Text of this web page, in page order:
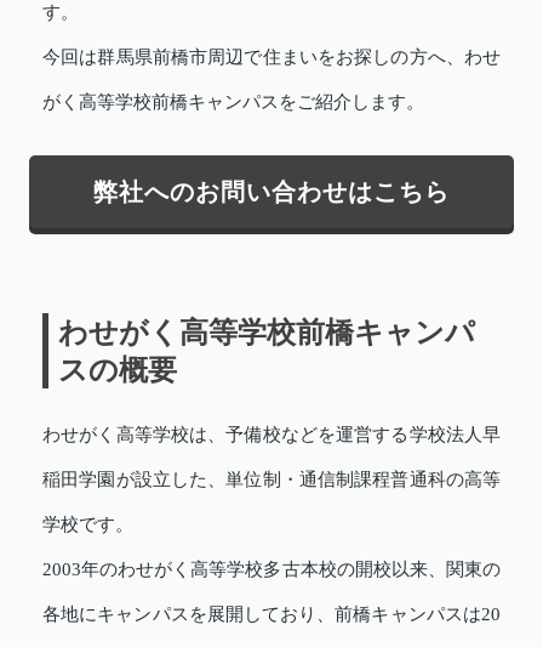
す。
今回は群馬県前橋市周辺で住まいをお探しの方へ、わせ
がく高等学校前橋キャンパスをご紹介します。
弊社へのお問い合わせはこちら
わせがく高等学校前橋キャンパ
スの概要
わせがく高等学校は、予備校などを運営する学校法人早
稲田学園が設立した、単位制・通信制課程普通科の高等
学校です。
2003年のわせがく高等学校多古本校の開校以来、関東の
各地にキャンパスを展開しており、前橋キャンパスは20